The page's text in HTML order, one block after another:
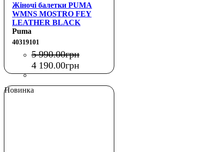
Жіночі балетки PUMA
WMNS MOSTRO FEY
LEATHER BLACK
Puma
40319101
5 990.00грн
4 190.00грн
Новинка